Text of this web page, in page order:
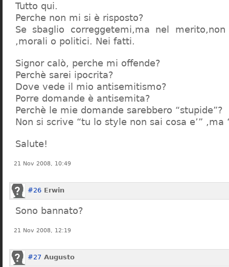
Tutto qui.
Perche non mi si è risposto?
Se sbaglio correggetemi,ma nel
,morali o politici. Nei fatti.
Signor calò, perche mi offende?
Perchè sarei ipocrita?
Dove vede il mio antisemitismo?
Porre domande è antisemita?
Perchè le mie domande sarebbero “stupide”?
Non si scrive “tu lo style non sai cosa e’” ,ma
Salute!
21 Nov 2008, 10:49
#26 Erwin
Sono bannato?
21 Nov 2008, 12:19
#27 Augusto